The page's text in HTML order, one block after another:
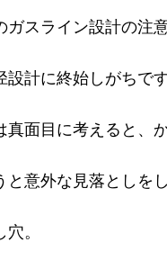
スライン設計の注
計に終始しがちです
真面目に考えると、
意外な見落としを
。